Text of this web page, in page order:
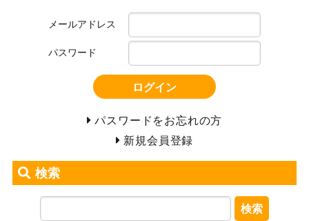
メールアドレス
パスワード
ログイン
パスワードをお忘れの方
新規会員登録
検索
検索